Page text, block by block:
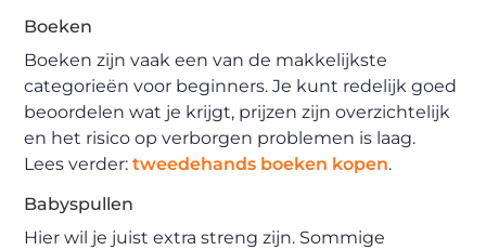
Boeken
Boeken zijn vaak een van de makkelijkste
categorieën voor beginners. Je kunt redelijk goed
beoordelen wat je krijgt, prijzen zijn overzichtelijk
en het risico op verborgen problemen is laag.
Lees verder:tweedehands boeken kopen.
Babyspullen
Hier wil je juist extra streng zijn. Sommige